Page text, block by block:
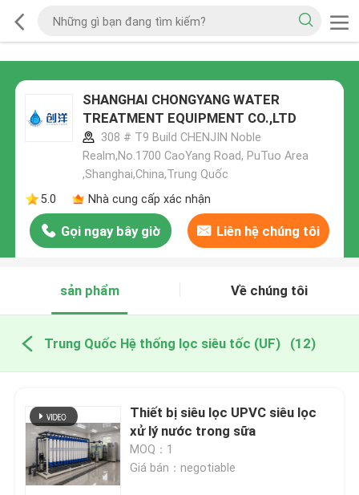
SHANGHAI CHONGYANG WATER
TREATMENT EQUIPMENT CO.,LTD
308 # T9 Build CHENJIN Noble
Realm,No.1700 CaoYang Road, PuTuo Area
,Shanghai,China,Trung Quốc
5.0
Nhà cung cấp xác nhận
Gọi ngay bây giờ Liên hệ chúng tôi
sản phẩm Về chúng tôi
Trung Quốc Hệ thống lọc siêu tốc (UF) (12)
Thiết bị siêu lọc UPVC siêu lọc
xử lý nước trong sữa
MOQ：1
Giá bán：negotiable